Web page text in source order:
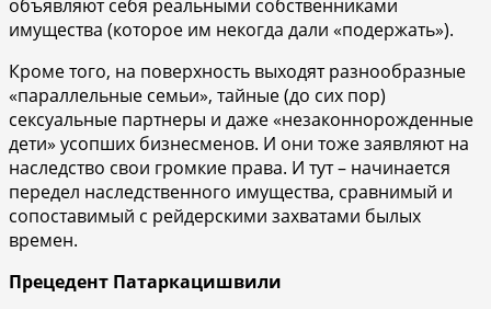
объявляют себя реальными собственниками
имущества (которое им некогда дали «подержать»).
Кроме того, на поверхность выходят разнообразные
«параллельные семьи», тайные (до сих пор)
сексуальные партнеры и даже «незаконнорожденные
дети» усопших бизнесменов. И они тоже заявляют на
наследство свои громкие права. И тут – начинается
передел наследственного имущества, сравнимый и
сопоставимый с рейдерскими захватами былых
времен.
Прецедент Патаркацишвили